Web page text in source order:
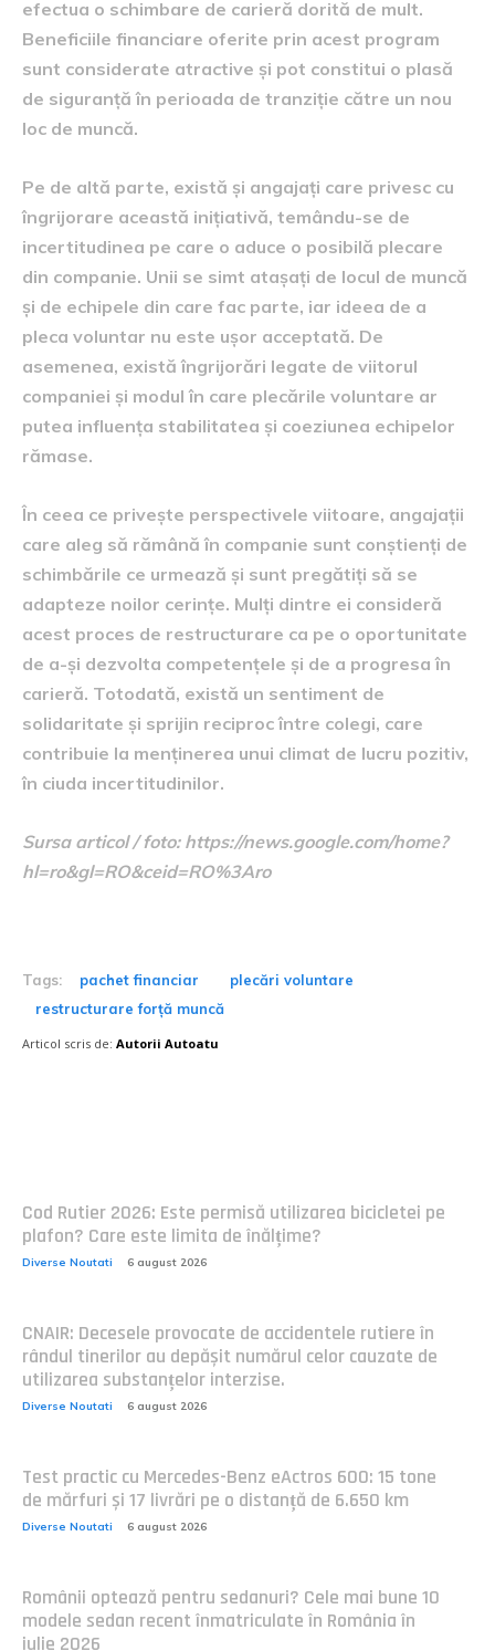
efectua o schimbare de carieră dorită de mult.
Beneficiile financiare oferite prin acest program
sunt considerate atractive și pot constitui o plasă
de siguranță în perioada de tranziție către un nou
loc de muncă.
Pe de altă parte, există și angajați care privesc cu
îngrijorare această inițiativă, temându-se de
incertitudinea pe care o aduce o posibilă plecare
din companie. Unii se simt atașați de locul de muncă
și de echipele din care fac parte, iar ideea de a
pleca voluntar nu este ușor acceptată. De
asemenea, există îngrijorări legate de viitorul
companiei și modul în care plecările voluntare ar
putea influența stabilitatea și coeziunea echipelor
rămase.
În ceea ce privește perspectivele viitoare, angajații
care aleg să rămână în companie sunt conștienți de
schimbările ce urmează și sunt pregătiți să se
adapteze noilor cerințe. Mulți dintre ei consideră
acest proces de restructurare ca pe o oportunitate
de a-și dezvolta competențele și de a progresa în
carieră. Totodată, există un sentiment de
solidaritate și sprijin reciproc între colegi, care
contribuie la menținerea unui climat de lucru pozitiv,
în ciuda incertitudinilor.
Sursa articol / foto: https://news.google.com/home?
hl=ro&gl=RO&ceid=RO%3Aro
Tags: pachet financiar
plecări voluntare
restructurare forță muncă
Articol scris de: Autorii Autoatu
Cod Rutier 2026: Este permisă utilizarea bicicletei pe
plafon? Care este limita de înălțime?
Diverse Noutati 6 august 2026
CNAIR: Decesele provocate de accidentele rutiere în
rândul tinerilor au depășit numărul celor cauzate de
utilizarea substanțelor interzise.
Diverse Noutati 6 august 2026
Test practic cu Mercedes-Benz eActros 600: 15 tone
de mărfuri și 17 livrări pe o distanță de 6.650 km
Diverse Noutati 6 august 2026
Românii optează pentru sedanuri? Cele mai bune 10
modele sedan recent înmatriculate în România în
iulie 2026